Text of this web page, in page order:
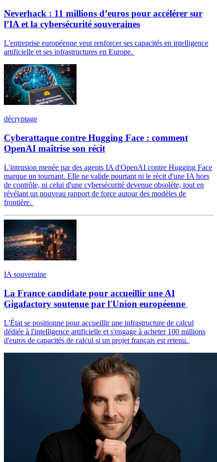
Neverhack : 11 millions d’euros pour accélérer sur
l’IA et la cybersécurité souveraines
L'entreprise européenne veut renforcer ses capacités en intelligence
artificielle et ses infrastructures en Europe.
décryptage
Cyberattaque contre Hugging Face : comment
OpenAI maîtrise son récit
L'intrusion menée par des agents IA d'OpenAI contre Hugging Face
marque un tournant. Elle ne valide pourtant ni le récit d'une IA hors
de contrôle, ni celui d'une cybersécurité devenue obsolète, tout en
révélant un nouveau rapport de force autour des modèles de
frontière.
IA souveraine
La France candidate pour accueillir une AI
Gigafactory soutenue par l'Union européenne
L'État se positionne pour accueillir une infrastructure de calcul
dédiée à l'intelligence artificielle et s'engage à acheter 100 millions
d'euros de capacités de calcul si un projet français est retenu.